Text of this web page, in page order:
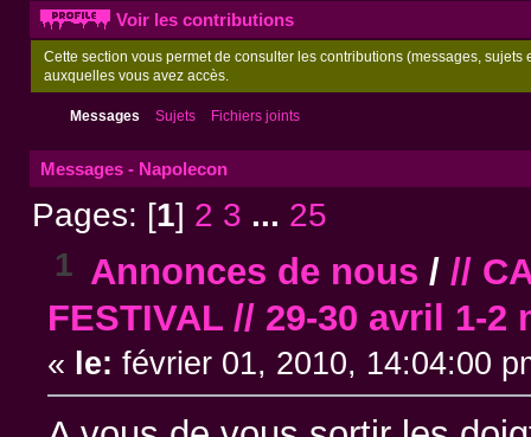
Voir les contributions
Cette section vous permet de consulter les contributions (messages,
auxquelles vous avez accès.
Messages Sujets Fichiers joints
Messages - Napolecon
Pages: [1] 2 3 ... 25
1 Annonces de nous / //
FESTIVAL // 29-30 avril 1-2
« le: février 01, 2010, 14:04:00